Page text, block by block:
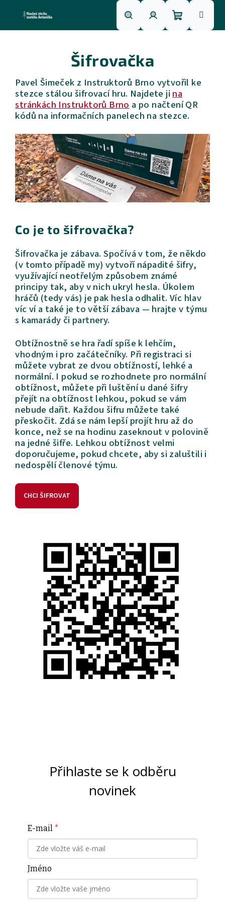
Hledat PřihlášeníNákupní
Šifrovačka
Pavel Šimeček z Instruktorů Brno vytvořil ke
stezce stálou šifrovací hru. Najdete ji na
stránkách Instruktorů Brno a po načtení QR
kódů na informačních panelech na stezce.
Co je to šifrovačka?
Šifrovačka je zábava. Spočívá v tom, že někdo
(v tomto případě my) vytvoří nápadité šifry,
využívající neotřelým způsobem známé
principy tak, aby v nich ukryl hesla. Úkolem
hráčů (tedy vás) je pak hesla odhalit. Víc hlav
víc ví a také je to větší zábava — hrajte v týmu
s kamarády či partnery.
Obtížnostně se hra řadí spíše k lehčím,
vhodným i pro začátečníky. Při registraci si
můžete vybrat ze dvou obtížností, lehké a
normální. I pokud se rozhodnete pro normální
obtížnost, můžete při luštění u dané šifry
přejít na obtížnost lehkou, pokud se vám
nebude dařit. Každou šifru můžete také
přeskočit. Zdá se nám lepší projít hru až do
konce, než se na hodinu zaseknout v polovině
na jedné šifře. Lehkou obtížnost velmi
doporučujeme, pokud chcete, aby si zaluštili i
nedospělí členové týmu.
CHCI ŠIFROVAT
Přihlaste se k odběru
novinek
E-mail *
Jméno